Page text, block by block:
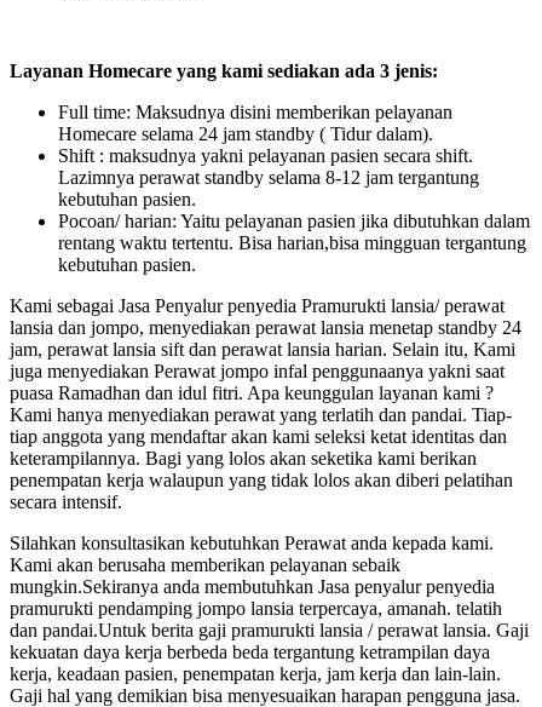
Layanan Homecare yang kami sediakan ada 3 jenis:
Full time: Maksudnya disini memberikan pelayanan
Homecare selama 24 jam standby ( Tidur dalam).
Shift : maksudnya yakni pelayanan pasien secara shift.
Lazimnya perawat standby selama 8-12 jam tergantung
kebutuhan pasien.
Pocoan/ harian: Yaitu pelayanan pasien jika dibutuhkan dalam
rentang waktu tertentu. Bisa harian,bisa mingguan tergantung
kebutuhan pasien.
Kami sebagai Jasa Penyalur penyedia Pramurukti lansia/ perawat
lansia dan jompo, menyediakan perawat lansia menetap standby 24
jam, perawat lansia sift dan perawat lansia harian. Selain itu, Kami
juga menyediakan Perawat jompo infal penggunaanya yakni saat
puasa Ramadhan dan idul fitri. Apa keunggulan layanan kami ?
Kami hanya menyediakan perawat yang terlatih dan pandai. Tiap-
tiap anggota yang mendaftar akan kami seleksi ketat identitas dan
keterampilannya. Bagi yang lolos akan seketika kami berikan
penempatan kerja walaupun yang tidak lolos akan diberi pelatihan
secara intensif.
Silahkan konsultasikan kebutuhkan Perawat anda kepada kami.
Kami akan berusaha memberikan pelayanan sebaik
mungkin.Sekiranya anda membutuhkan Jasa penyalur penyedia
pramurukti pendamping jompo lansia terpercaya, amanah. telatih
dan pandai.Untuk berita gaji pramurukti lansia / perawat lansia. Gaji
kekuatan daya kerja berbeda beda tergantung ketrampilan daya
kerja, keadaan pasien, penempatan kerja, jam kerja dan lain-lain.
Gaji hal yang demikian bisa menyesuaikan harapan pengguna jasa.